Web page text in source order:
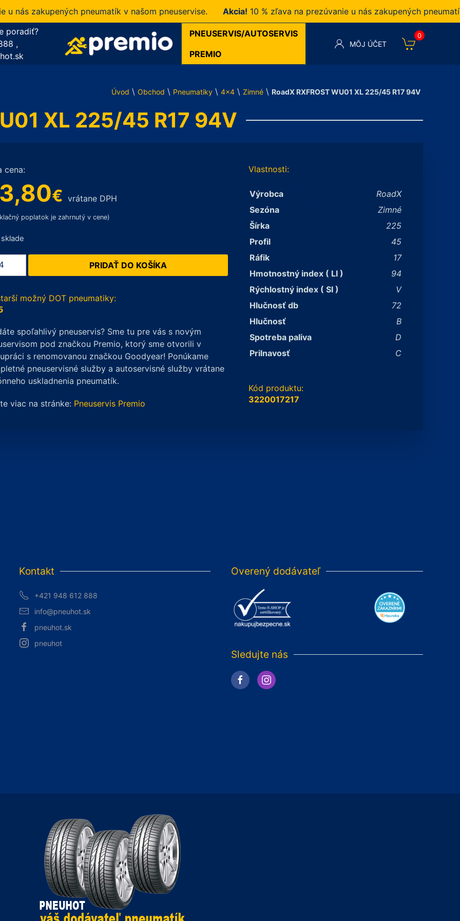
zakupených pneumatík v našom pneuservise. Akcia!10 % zľava na prezúvanie u nás zakupených pneumatík v
poradiť?
,
PNEUSERVIS/AUTOSERVIS
PREMIO
MÔJ ÚČET
0
Úvod \ Obchod \ Pneumatiky \ 4x4 \ Zimné \ RoadX RXFROST WU01 XL 225/45 R17 94V
XL 225/45 R17 94V
cena:
€ vrátane DPH
poplatok je zahrnutý v cene)
PRIDAŤ DO KOŠÍKA
možný DOT pneumatiky:
spoľahlivý pneuservis? Sme tu pre vás s novým
pod značkou Premio, ktorý sme otvorili v
s renomovanou značkou Goodyear! Ponúkame
pneuservisné služby a autoservisné služby vrátane
uskladnenia pneumatík.
viac na stránke: Pneuservis Premio
Vlastnosti:
Výrobca
RoadX
Sezóna
Zimné
Šírka
225
Profil
45
Ráfik
17
Hmotnostný index ( LI )
94
Rýchlostný index ( SI )
V
Hlučnosť db
72
Hlučnosť
B
Spotreba paliva
D
Prilnavosť
C
Kód produktu:
3220017217
Kontakt
+421 948 612 888
info@pneuhot.sk
pneuhot.sk
pneuhot
Overený dodávateľ
Sledujte nás